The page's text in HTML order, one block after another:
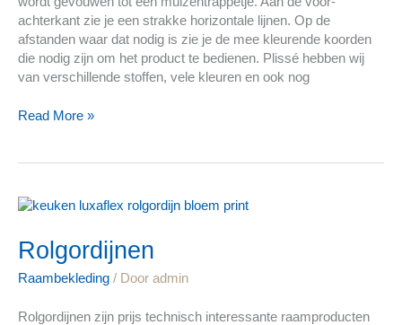
achterkant zie je een strakke horizontale lijnen. Op de
afstanden waar dat nodig is zie je de mee kleurende koorden
die nodig zijn om het product te bedienen. Plissé hebben wij
van verschillende stoffen, vele kleuren en ook nog
Read More »
Rolgordijnen
Raambekleding / Door admin
Rolgordijnen zijn prijs technisch interessante raamproducten
Rolgordijnen